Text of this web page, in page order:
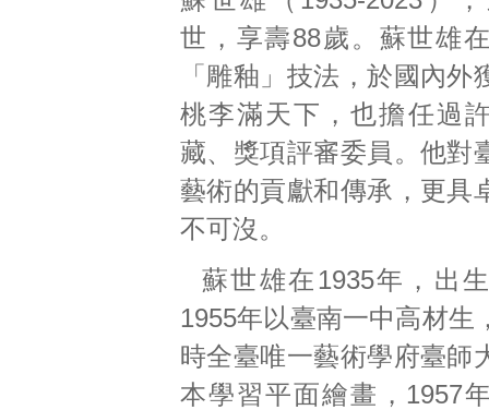
世，享壽88歲。蘇世雄
「雕釉」技法，於國內外
桃李滿天下，也擔任過
藏、獎項評審委員。他對
藝術的貢獻和傳承，更具
不可沒。
蘇世雄在1935年，出
1955年以臺南一中高材生
時全臺唯一藝術學府臺師
本學習平面繪畫，1957